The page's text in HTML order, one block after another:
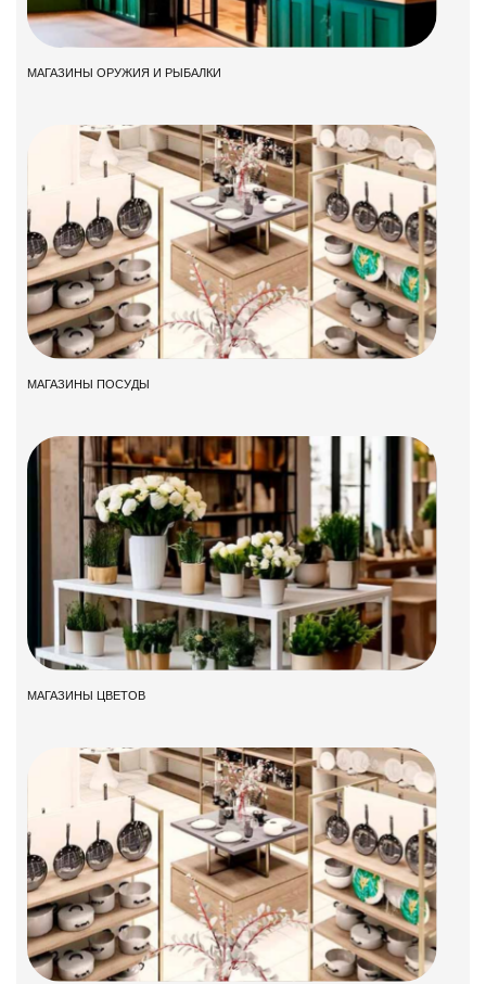
МАГАЗИНЫ ОРУЖИЯ И РЫБАЛКИ
МАГАЗИНЫ ПОСУДЫ
МАГАЗИНЫ ЦВЕТОВ